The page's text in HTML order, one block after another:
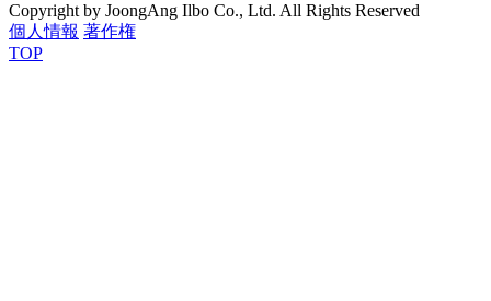
Copyright by JoongAng Ilbo Co., Ltd. All Rights Reserved
個人情報 著作権
TOP